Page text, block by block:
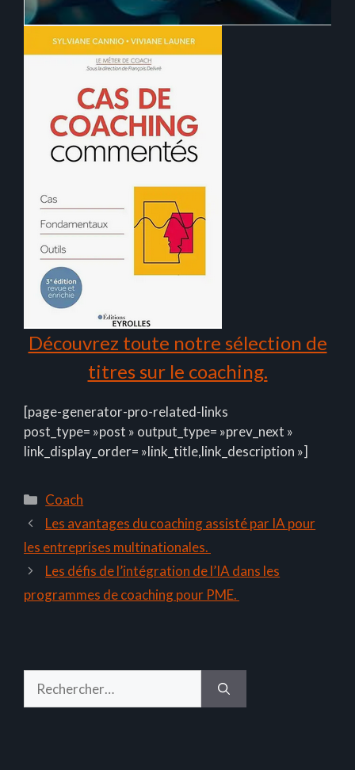
Découvrez toute notre sélection de
titres sur le coaching.
[page-generator-pro-related-links
post_type= »post » output_type= »prev_next »
link_display_order= »link_title,link_description »]
Catégories
Coach
Les avantages du coaching assisté par IA pour
les entreprises multinationales.
Les défis de l’intégration de l’IA dans les
programmes de coaching pour PME.